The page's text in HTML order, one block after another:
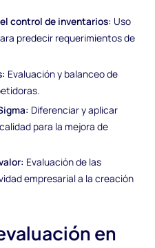
control de inventarios: Uso
predecir requerimientos de
Evaluación y balanceo de
Diferenciar y aplicar
para la mejora de
Evaluación de las
empresarial a la creación
en